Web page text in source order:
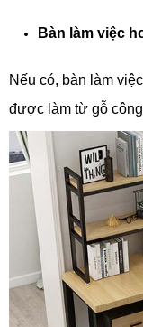
Bàn làm việc
Nếu có, bàn làm
được làm từ gỗ